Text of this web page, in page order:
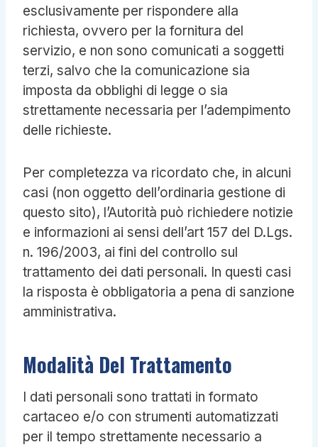
esclusivamente per rispondere alla
richiesta, ovvero per la fornitura del
servizio, e non sono comunicati a soggetti
terzi, salvo che la comunicazione sia
imposta da obblighi di legge o sia
strettamente necessaria per l’adempimento
delle richieste.
Per completezza va ricordato che, in alcuni
casi (non oggetto dell’ordinaria gestione di
questo sito), l’Autorità può richiedere notizie
e informazioni ai sensi dell’art 157 del D.Lgs.
n. 196/2003, ai fini del controllo sul
trattamento dei dati personali. In questi casi
la risposta è obbligatoria a pena di sanzione
amministrativa.
Modalità Del Trattamento
I dati personali sono trattati in formato
cartaceo e/o con strumenti automatizzati
per il tempo strettamente necessario a